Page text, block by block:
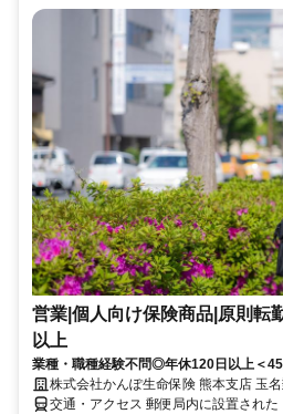
営業|個人向け保険商品|原則転
以上
業種・職種経験不問◎年休120日以上＜
株式会社かんぽ生命保険 熊本支店 玉
交通・アクセス 郵便局内に設置され